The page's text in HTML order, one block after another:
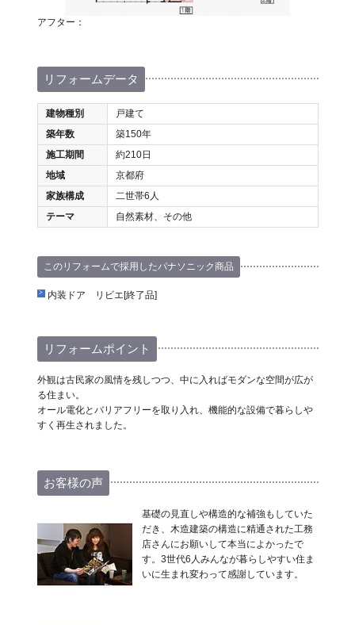
アフター：
リフォームデータ
建物種別
戸建て
築年数
築150年
施工期間
約210日
地域
京都府
家族構成
二世帯6人
テーマ
自然素材、その他
このリフォームで採用したパナソニック商品
内装ドア リビエ[終了品]
リフォームポイント
外観は古民家の風情を残しつつ、中に入ればモダンな空間が広が
る住まい。
オール電化とバリアフリーを取り入れ、機能的な設備で暮らしや
すく再生されました。
お客様の声
基礎の見直しや構造的な補強もしていた
だき、木造建築の構造に精通された工務
店さんにお願いして本当によかったで
す。3世代6人みんなが暮らしやすい住ま
いに生まれ変わって感謝しています。